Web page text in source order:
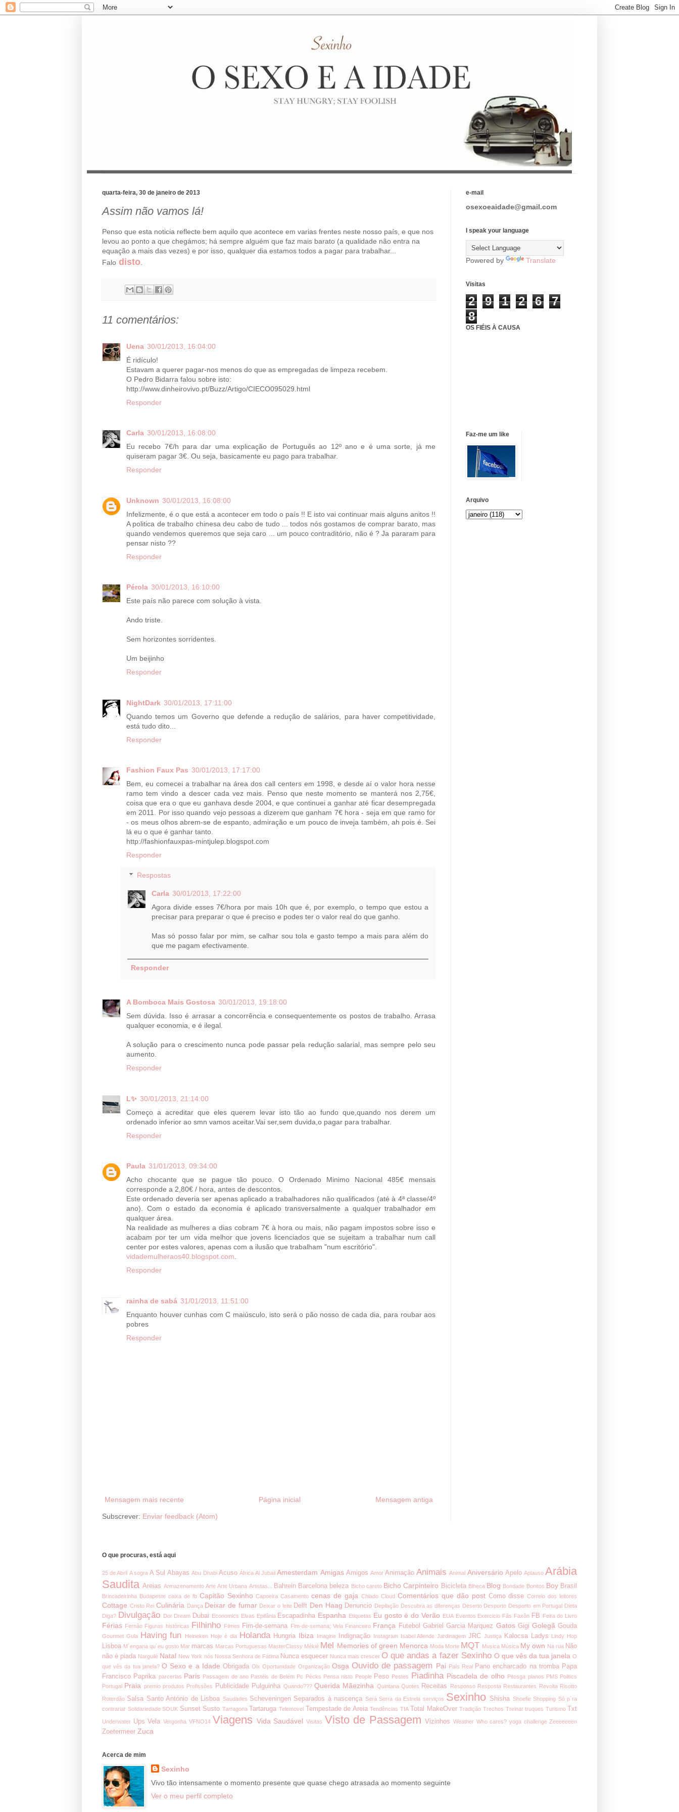
quarta-feira, 30 de janeiro de 2013
Assim não vamos lá!
Penso que esta noticia reflecte bem aquilo que acontece em varias frentes neste nosso país, e que nos
levou ao ponto a que chegámos; há sempre alguém que faz mais barato (a qualidade não entra na
equação a mais das vezes) e por isso, qualquer dia estamos todos a pagar para trabalhar...
Falo disto.
11 comentários:
Uena 30/01/2013, 16:04:00
É ridículo!
Estavam a querer pagar-nos menos do que as empregadas de limpeza recebem.
O Pedro Bidarra falou sobre isto:
http://www.dinheirovivo.pt/Buzz/Artigo/CIECO095029.html
Responder
Carla 30/01/2013, 16:08:00
Eu recebo 7€/h para dar uma explicação de Português ao 12º ano e é uma sorte, já me
quiseram pagar 3€. Ou seja, basicamente eu pago para trabalhar.
Responder
Unknown 30/01/2013, 16:08:00
Infelizmente, é o que está a acontecer em todo o país !! E isto vai continuar mais alguns anitos !!
A politica de trabalho chinesa deu cabo de tudo ... todos nós gostamos de comprar barato, mas
quando vendemos queremos que seja caro ... um pouco contraditório, não é ? Ja pararam para
pensar nisto ??
Responder
Pérola 30/01/2013, 16:10:00
Este país não parece com solução à vista.
Ando triste.
Sem horizontes sorridentes.
Um beijinho
Responder
NightDark 30/01/2013, 17:11:00
Quando temos um Governo que defende a redução de salários, para haver competitividade,
está tudo dito...
Responder
Fashion Faux Pas 30/01/2013, 17:17:00
Bem, eu comecei a trabalhar na área dos call centers em 1998, e desde aí o valor hora nesse
ramo tem vindo a descer cada vez mais. Penso que neste momento se manterá nos 2,75€,
coisa que era o que eu ganhava desde 2004, e que continuei a ganhar até ficar desempregada
em 2011. Por isso quando vejo pessoas a dizerem que ganham 7€ hora - seja em que ramo for
- os meus olhos abrem-se de espanto, admiração e um pouco de inveja também, ah pois é. Sei
lá eu o que é ganhar tanto.
http://fashionfauxpas-mintjulep.blogspot.com
Responder
Respostas
Carla 30/01/2013, 17:22:00
Agora divide esses 7€/hora por mais 10h que é, por exemplo, o tempo que estou a
precisar para preparar o que é preciso e podes ter o valor real do que ganho.
Mas só posso falar por mim, se calhar sou tola e gasto tempo a mais para além do
que me pagam efectivamente.
Responder
A Bomboca Mais Gostosa 30/01/2013, 19:18:00
Sem dúvida. Isso é arrasar a concorrência e consequentemente os postos de trabalho. Arrasa
qualquer economia, e é ilegal.
A solução para o crescimento nunca pode passar pela redução salarial, mas sempre pelo seu
aumento.
Responder
L✨ 30/01/2013, 21:14:00
Começo a acreditar que eles querem levar isto tão ao fundo que,quando nos derem um
ordenado inferior ao smn vamos aceitar.Vai ser,sem duvida,o pagar para trabalhar.
Responder
Paula 31/01/2013, 09:34:00
Acho chocante que se pague tão pouco. O Ordenado Minimo Nacional 485€ mensais
corresponde a 2,80€ / hora, antes de descontos.
Este ordenado deveria ser apenas aplicado a trabalhadores não qualificados (até à 4ª classe/4º
ano). Com o estado da economia é aplicado transversalmente a qualquer trabalhador em
qualquer área.
Na realidade as mulheres a dias cobram 7€ à hora ou mais, não pagam impostos sobre isso e
acabam por ter um vida melhor que jovens licenciados que se sujeitam a trabalhar num call
center por estes valores, apenas com a ilusão que trabalham "num escritório".
vidademulheraos40.blogspot.com
Responder
rainha de sabá 31/01/2013, 11:51:00
Enquanto houver cunhas com C maiúsculo, isto será o pão nosso de cada dia, para roubar aos
pobres
Responder
Mensagem mais recente Mensagem antiga
Página inicial
Subscrever: Enviar feedback (Atom)
e-mail
osexoeaidade@gmail.com
I speak your language
Powered by Translate
Visitas
2 9 1 2 6
7
8
OS FIÉIS À CAUSA
Faz-me um like
Arquivo
O que procuras, está aqui
25 de Abril A sogra A Sul Abayas Abu Dhabi Acuso África Al Jubail Amesterdam Amigas Amigos Amor Animação Animais Animal Aniversário Apelo Aplauso Arábia
Saudita Areias Armazenamento Arte Arte Urbana Artistas... Bahrein Barcelona beleza Bicho careto Bicho Carpinteiro Bicicleta Blheca Blog Bondade Bonitos Boy Brasil
Brincadeirinha Budapeste caixa de fb Capitão Sexinho Capoeira Casamento cenas de gaja Chiado Cloud Comentários que dão post Como disse Correio dos leitores
Cottage Cristo Rei Culinária Dança Deixar de fumar Deixar o leite Delft Den Haag Denuncio Depilação Descubra as diferenças Deserto Desporto Desporto em Portugal Dieta
Diga? Divulgação Dor Dream Dubai Economics Elvas Epifânia Escapadinha Espanha Etiquetas Eu gosto é do Verão EUA Eventos Exercicio Fãs Faxôn FB Feira do Livro
Férias Fernão Figuras históricas Filhinho Filmes Fim-de-semana Fim-de-semana; Vela Financeiro França Futebol Gabriel Garcia Marquez Gatos Gigi Golegã Gouda
Gourmet Gula Having fun Heineken Hoje é dia Holanda Hungria Ibiza Imagine Indignação Instagram Isabel Allende Jardinagem JRC Justiça Kalocsa Ladys Lindy Hop
Lisboa M´engana qu´eu gosto Mar marcas Marcas Portuguesas MasterClassy Mékié Mel Memories of green Menorca Moda Morte MQT Musica Música My own Na rua Não
não é piada Narguilé Natal New York nós Nossa Senhora de Fátima Nunca esquecer Nunca mais crescer O que andas a fazer Sexinho O que vês da tua janela O
que vês da tua janela? O Sexo e a Idade Obrigada Olx Oportunidade Organização Osga Ouvido de passagem Pai País Real Pano encharcado na tromba Papa
Francisco Paprika parcerias Paris Passagem de ano Pastéis de Belém Pc Pécks Pensa nisto People Peso Pestes Piadinha Piscadela de olho Pitosga planos PMS Politics
Portugal Praia premio produtos Profissões Publicidade Pulguinha Quando??? Querida Mãezinha Quintana Quotes Receitas Responso Resposta Restaurantes Revolta Risotto
Roterdão Salsa Santo António de Lisboa Saudades Scheveningen Separados à nascença Será Serra da Estrela serviços Sexinho Shisha Shoefie Shopping Só p´ra
contrariar Solidariedade SOUK Sunset Susto Tarragona Tartaruga Telemovel Tempestade de Areia Tendências TIA Total MakeOver Tradição Trechos Treinar truques Turismo Txt
Underwater Ups Vela Vergonha VFNO14 Viagens Vida Saudável Visitas Visto de Passagem Vizinhos Weather Who cares? yoga challenge Zeeeeeeen
Zoetermeer Zuca
Acerca de mim
Sexinho
Vivo tão intensamente o momento presente que quase chego atrasada ao momento seguinte
Ver o meu perfil completo